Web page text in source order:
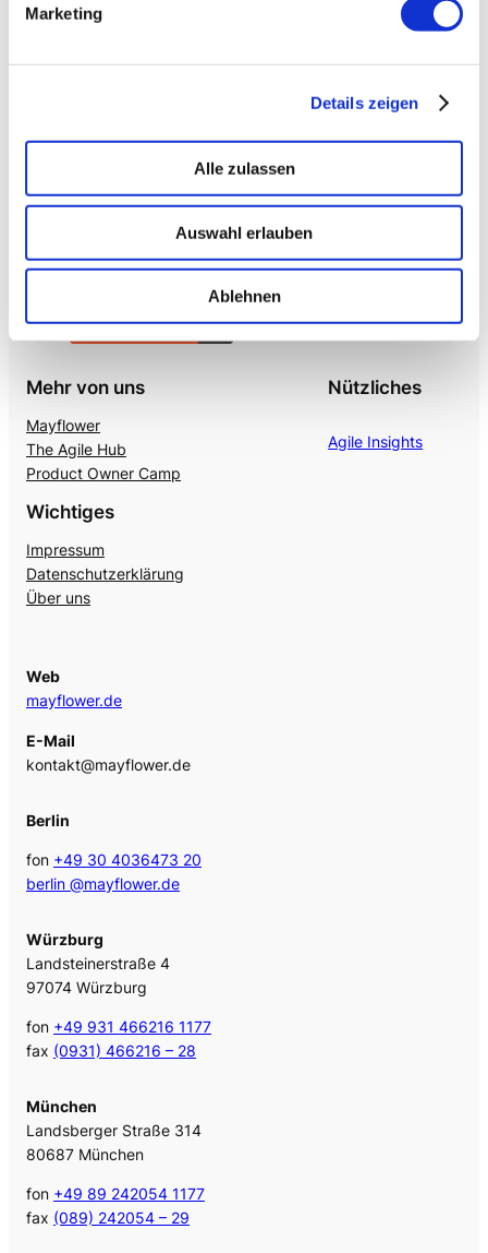
Marketing
Details zeigen
Alle zulassen
Auswahl erlauben
Ablehnen
gängigen Telefonanlagen.
Mehr von uns
Mayflower
The Agile Hub
Product Owner Camp
Nützliches
Agile Insights
Wichtiges
Impressum
Datenschutzerklärung
Über uns
Web
mayflower.de
E-Mail
kontakt@mayflower.de
Berlin
fon +49 30 4036473 20
berlin @mayflower.de
Würzburg
Landsteinerstraße 4
97074 Würzburg
fon +49 931 466216 1177
fax (0931) 466216 – 28
München
Landsberger Straße 314
80687 München
fon +49 89 242054 1177
fax (089) 242054 – 29